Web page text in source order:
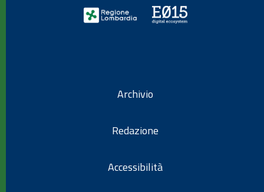
Archivio
Redazione
Accessibilità